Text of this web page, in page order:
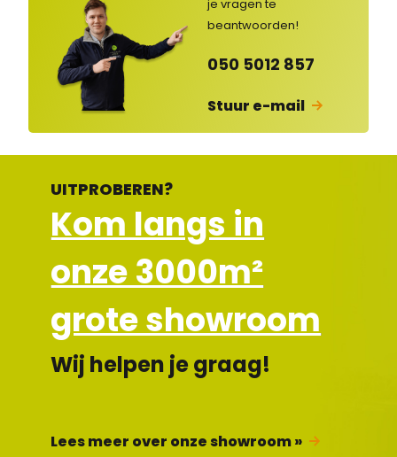
en
je vragen te
beantwoorden!
050 5012 857
Stuur e-mail
UITPROBEREN?
Kom langs in
onze 3000m²
grote showroom
Wij helpen je graag!
Lees meer over onze showroom »